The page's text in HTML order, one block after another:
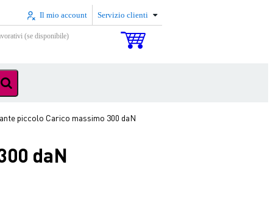
Il mio account Servizio clienti
(se disponibile)
piccolo Carico massimo 300 daN
daN